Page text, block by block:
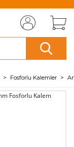
KARGO
AZ
ÖDE
💰
Fosforlu Kalemler